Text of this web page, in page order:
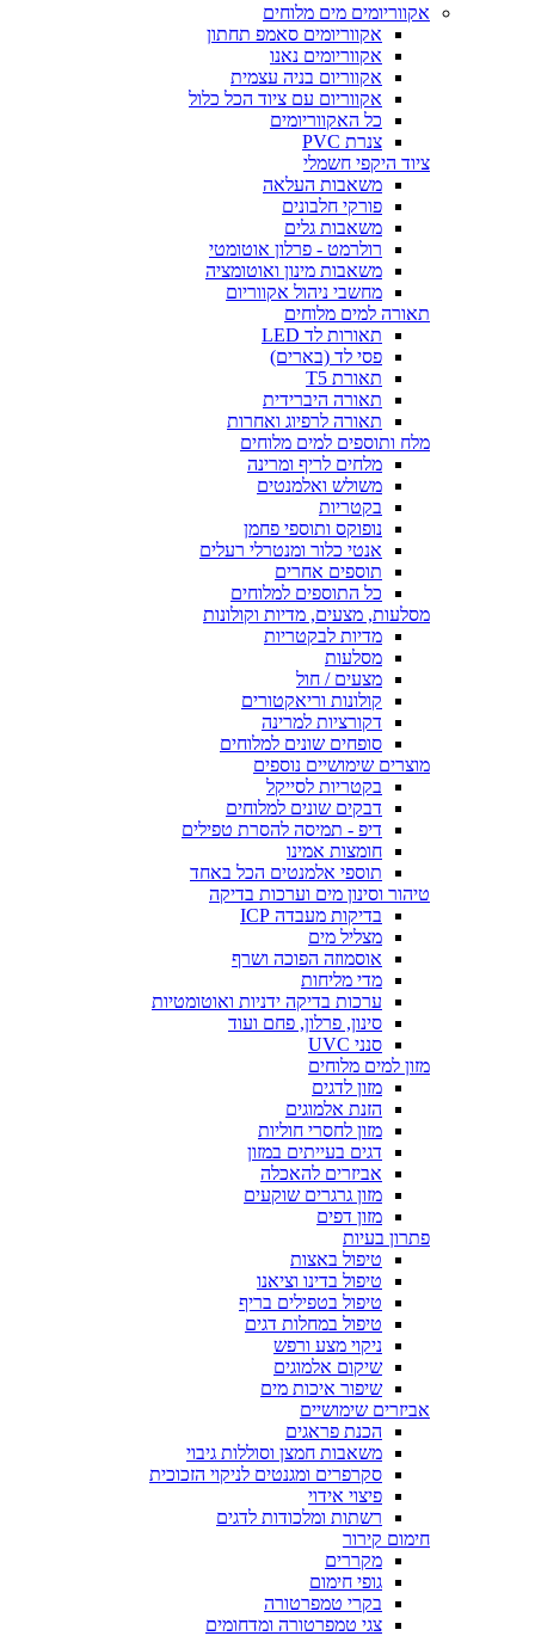
אקווריומים מים מלוחים
אקווריומים סאמפ תחתון
אקווריומים נאנו
אקווריום בניה עצמית
אקווריום עם ציוד הכל כלול
כל האקווריומים
צנרת PVC
ציוד היקפי חשמלי
משאבות העלאה
פורקי חלבונים
משאבות גלים
רולרמט - פרלון אוטומטי
משאבות מינון ואוטומציה
מחשבי ניהול אקווריום
תאורה למים מלוחים
תאורות לד LED
פסי לד (בארים)
תאורת T5
תאורה היברידית
תאורה לרפיוג ואחרות
מלח ותוספים למים מלוחים
מלחים לריף ומרינה
משולש ואלמנטים
בקטריות
נופוקס ותוספי פחמן
אנטי כלור ומנטרלי רעלים
תוספים אחרים
כל התוספים למלוחים
מסלעות, מצעים, מדיות וקולונות
מדיות לבקטריות
מסלעות
מצעים / חול
קולונות וריאקטורים
דקורציות למרינה
סופחים שונים למלוחים
מוצרים שימושיים נוספים
בקטריות לסייקל
דבקים שונים למלוחים
דיפ - תמיסה להסרת טפילים
חומצות אמינו
תוספי אלמנטים הכל באחד
טיהור וסינון מים וערכות בדיקה
בדיקות מעבדה ICP
מצליל מים
אוסמוזה הפוכה ושרף
מדי מליחות
ערכות בדיקה ידניות ואוטומטיות
סינון, פרלון, פחם ועוד
סנני UVC
מזון למים מלוחים
מזון לדגים
הזנת אלמוגים
מזון לחסרי חוליות
דגים בעייתים במזון
אביזרים להאכלה
מזון גרגרים שוקעים
מזון דפים
פתרון בעיות
טיפול באצות
טיפול בדינו וציאנו
טיפול בטפילים בריף
טיפול במחלות דגים
ניקוי מצע ורפש
שיקום אלמוגים
שיפור איכות מים
אביזרים שימושיים
הכנת פראגים
משאבות חמצן וסוללות גיבוי
סקרפרים ומגנטים לניקוי הזכוכית
פיצוי אידוי
רשתות ומלכודות לדגים
חימום קירור
מקררים
גופי חימום
בקרי טמפרטורה
צגי טמפרטורה ומדחומים